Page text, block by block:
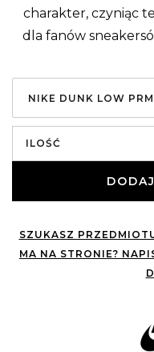
charakter, czyniąc
dla fanów
NIKE DUNK LOW
ILOŚĆ
SZUKASZ
MA NA STRONIE?